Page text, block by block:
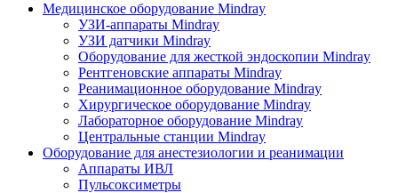
Медицинское оборудование Mindray
УЗИ-аппараты Mindray
УЗИ датчики Mindray
Оборудование для жесткой эндоскопии Mindray
Рентгеновские аппараты Mindray
Реанимационное оборудование Mindray
Хирургическое оборудование Mindray
Лабораторное оборудование Mindray
Центральные станции Mindray
Оборудование для анестезиологии и реанимации
Аппараты ИВЛ
Пульсоксиметры